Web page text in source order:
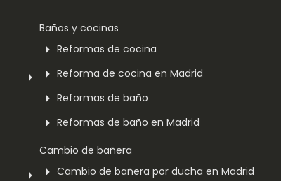
Baños y cocinas
Reformas de cocina
Reforma de cocina en Madrid
Reformas de baño
Reformas de baño en Madrid
Cambio de bañera
Cambio de bañera por ducha en Madrid